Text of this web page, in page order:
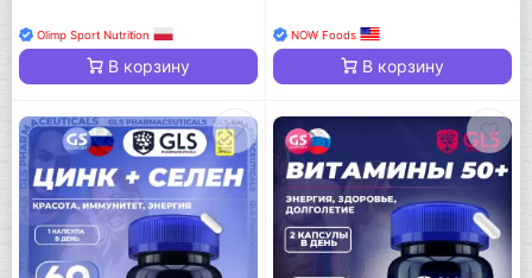
Olimp Sport Nutrition
В корзину
NOW Foods
В корзину